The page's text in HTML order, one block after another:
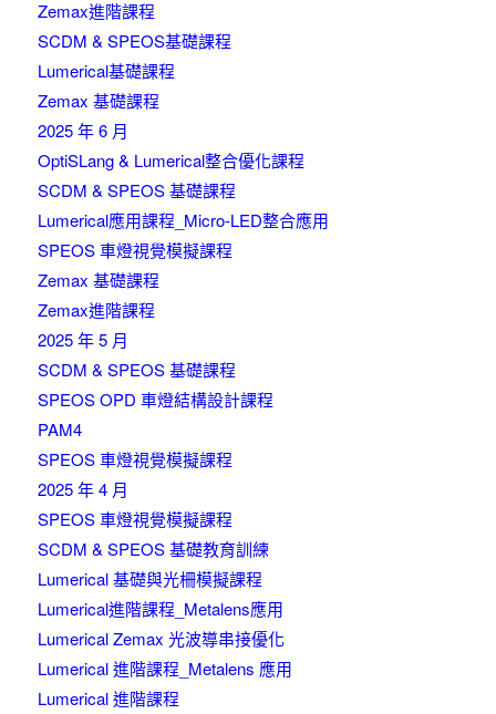
Zemax進階課程
SCDM & SPEOS基礎課程
Lumerical基礎課程
Zemax 基礎課程
2025 年 6 月
OptiSLang & Lumerical整合優化課程
SCDM & SPEOS 基礎課程
Lumerical應用課程_Micro-LED整合應用
SPEOS 車燈視覺模擬課程
Zemax 基礎課程
Zemax進階課程
2025 年 5 月
SCDM & SPEOS 基礎課程
SPEOS OPD 車燈結構設計課程
PAM4
SPEOS 車燈視覺模擬課程
2025 年 4 月
SPEOS 車燈視覺模擬課程
SCDM & SPEOS 基礎教育訓練
Lumerical 基礎與光柵模擬課程
Lumerical進階課程_Metalens應用
Lumerical Zemax 光波導串接優化
Lumerical 進階課程_Metalens 應用
Lumerical 進階課程